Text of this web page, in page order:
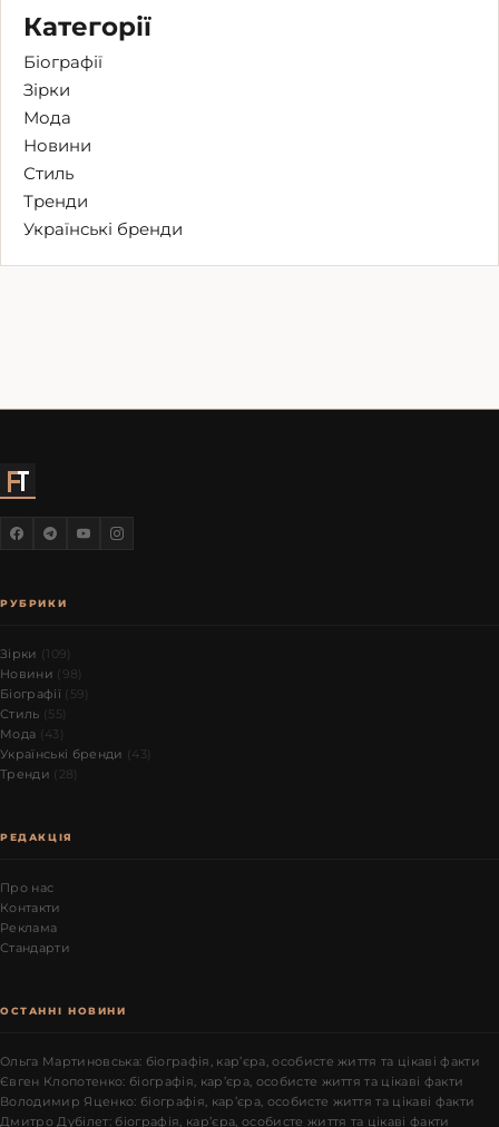
Категорії
Біографії
Зірки
Мода
Новини
Стиль
Тренди
Українські бренди
РУБРИКИ
Зірки (109)
Новини (98)
Біографії (59)
Стиль (55)
Мода (43)
Українські бренди (43)
Тренди (28)
РЕДАКЦІЯ
Про нас
Контакти
Реклама
Стандарти
ОСТАННІ НОВИНИ
Ольга Мартиновська: біографія, кар’єра, особисте життя та цікаві факти
Євген Клопотенко: біографія, кар’єра, особисте життя та цікаві факти
Володимир Яценко: біографія, кар’єра, особисте життя та цікаві факти
Дмитро Дубілет: біографія, кар’єра, особисте життя та цікаві факти